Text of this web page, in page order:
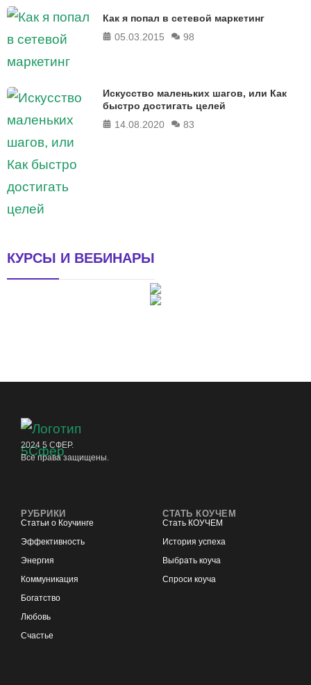
Как я попал в сетевой маркетинг
05.03.2015
98
Искусство маленьких шагов, или Как
быстро достигать целей
14.08.2020
83
КУРСЫ И ВЕБИНАРЫ
2024 5 СФЕР.
Все права защищены.
РУБРИКИ
Статьи о Коучинге
Эффективность
Энергия
Коммуникация
Богатство
Любовь
Счастье
СТАТЬ КОУЧЕМ
Стать КОУЧЕМ
История успеха
Выбрать коуча
Спроси коуча